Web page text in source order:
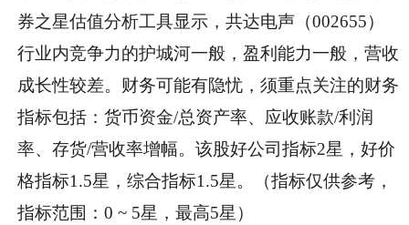
券之星估值分析工具显示，共达电声（002655）
行业内竞争力的护城河一般，盈利能力一般，营收
成长性较差。财务可能有隐忧，须重点关注的财务
指标包括：货币资金/总资产率、应收账款/利润
率、存货/营收率增幅。该股好公司指标2星，好价
格指标1.5星，综合指标1.5星。（指标仅供参考，
指标范围：0 ~ 5星，最高5星）